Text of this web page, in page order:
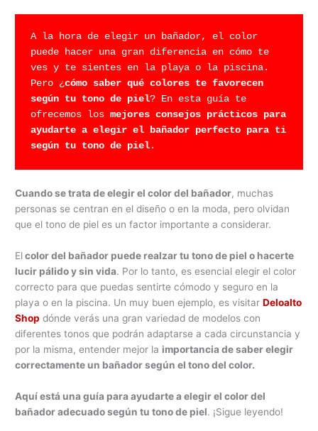
A la hora de elegir un bañador, el color
puede hacer una gran diferencia en cómo te
ves y te sientes en la playa o la piscina.
Pero ¿cómo saber qué colores te favorecen
según tu tono de piel? En esta guía te
ofrecemos los mejores consejos prácticos para
ayudarte a elegir el bañador perfecto para ti
según tu tono de piel.
Cuando se trata de elegir el color del bañador, muchas
personas se centran en el diseño o en la moda, pero olvidan
que el tono de piel es un factor importante a considerar.
El color del bañador puede realzar tu tono de piel o hacerte
lucir pálido y sin vida. Por lo tanto, es esencial elegir el color
correcto para que puedas sentirte cómodo y seguro en la
playa o en la piscina. Un muy buen ejemplo, es visitarDeloalto
Shop dónde verás una gran variedad de modelos con
diferentes tonos que podrán adaptarse a cada circunstancia y
por la misma, entender mejor la importancia de saber elegir
correctamente un bañador según el tono del color.
Aquí está una guía para ayudarte a elegir el color del
bañador adecuado según tu tono de piel. ¡Sigue leyendo!